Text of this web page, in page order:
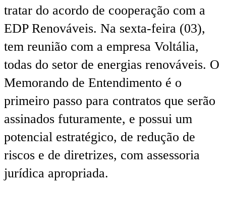
tratar do acordo de cooperação com a
EDP Renováveis. Na sexta-feira (03),
tem reunião com a empresa Voltália,
todas do setor de energias renováveis. O
Memorando de Entendimento é o
primeiro passo para contratos que serão
assinados futuramente, e possui um
potencial estratégico, de redução de
riscos e de diretrizes, com assessoria
jurídica apropriada.